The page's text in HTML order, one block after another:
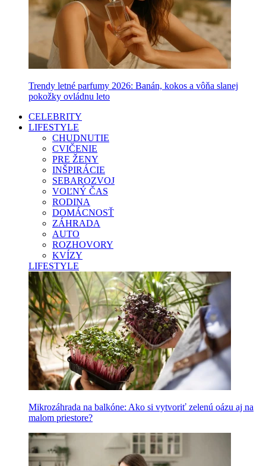
Trendy letné parfumy 2026: Banán, kokos a vôňa slanej
pokožky ovládnu leto
CELEBRITY
LIFESTYLE
CHUDNUTIE
CVIČENIE
PRE ŽENY
INŠPIRÁCIE
SEBAROZVOJ
VOĽNÝ ČAS
RODINA
DOMÁCNOSŤ
ZÁHRADA
AUTO
ROZHOVORY
KVÍZY
LIFESTYLE
Mikrozáhrada na balkóne: Ako si vytvoriť zelenú oázu aj na
malom priestore?